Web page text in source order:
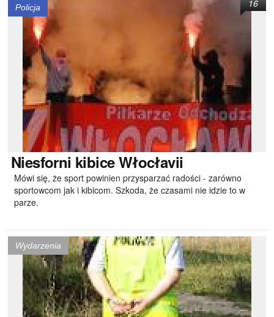
Policja
Niesforni kibice Włocłavii
Mówi się, że sport powinien przysparzać radości - zarówno
sportowcom jak i kibicom. Szkoda, że czasami nie idzie to w
parze.
16
Wydarzenia